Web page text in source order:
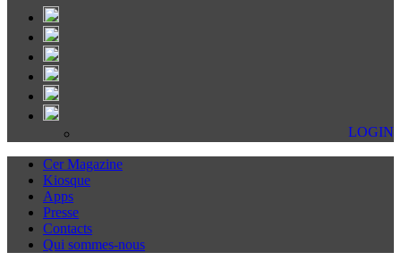
LOGIN
Cer Magazine
Kiosque
Apps
Presse
Contacts
Qui sommes-nous